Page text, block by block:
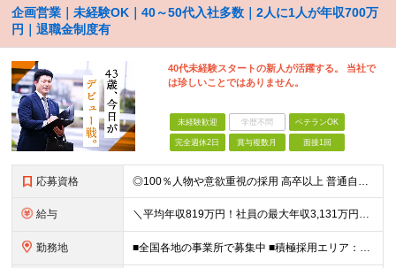
企画営業｜未経験OK｜40～50代入社多数｜2人に1人が年収700万
円｜退職金制度有
40代未経験スタートの新人が活躍する。 当社で
は珍しいことではありません。
未経験歓迎 学歴不問 ベテランOK
完全週休2日 賞与複数月 面接1回
応募資格 ◎100％人物や意欲重視の採用 高卒以上 普通自動車第一種運転免許取得者（AT限定可） ★職歴は全く問いません！ 前向きにコツコツと向き合える方であれば結果がついてくるお仕事です。 現職・無職、正社
給与 ＼平均年収819万円！社員の最大年収3,131万円／ ＼2人に1人が年収700万円以上／ ＼5人に1人が年収1,000万円以上！／ 固定給だけで、年収524万円も可能！ インセンティブだけでなく固定給
勤務地 ■全国各地の事業所で募集中 ■積極採用エリア：東京・神奈川・埼玉・千葉・愛知 ※希望の勤務地で働ける！通勤可能な事業所を選定していきます ※地元に戻って働きたいUターン希望者も歓迎します！ ※社用車を